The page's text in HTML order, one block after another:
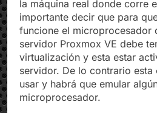
la máquina real donde corre
importante decir que para
funcione el microprocesador
servidor Proxmox VE debe
virtualización y esta estar
servidor. De lo contrario esta
usar y habrá que emular